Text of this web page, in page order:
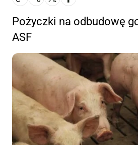
Pożyczki na odbudowę
ASF